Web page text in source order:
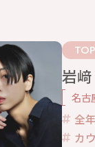
TOP
岩
名古
全
カ